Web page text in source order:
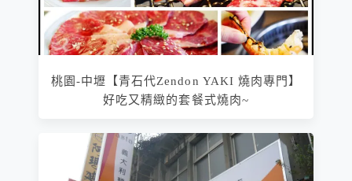
桃園-中壢【青石代Zendon YAKI 燒肉專門】
好吃又精緻的套餐式燒肉~